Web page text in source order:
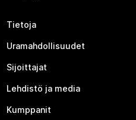
Tietoja
Uramahdollisuudet
Sijoittajat
Lehdistö ja media
Kumppanit